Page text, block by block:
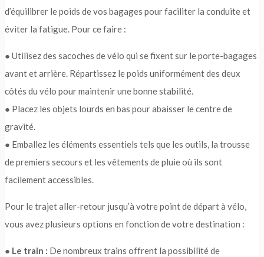
d’équilibrer le poids de vos bagages pour faciliter la conduite et
éviter la fatigue. Pour ce faire :
● Utilisez des sacoches de vélo qui se fixent sur le porte-bagages
avant et arrière. Répartissez le poids uniformément des deux
côtés du vélo pour maintenir une bonne stabilité.
● Placez les objets lourds en bas pour abaisser le centre de
gravité.
● Emballez les éléments essentiels tels que les outils, la trousse
de premiers secours et les vêtements de pluie où ils sont
facilement accessibles.
Pour le trajet aller-retour jusqu’à votre point de départ à vélo,
vous avez plusieurs options en fonction de votre destination :
● Le train : De nombreux trains offrent la possibilité de